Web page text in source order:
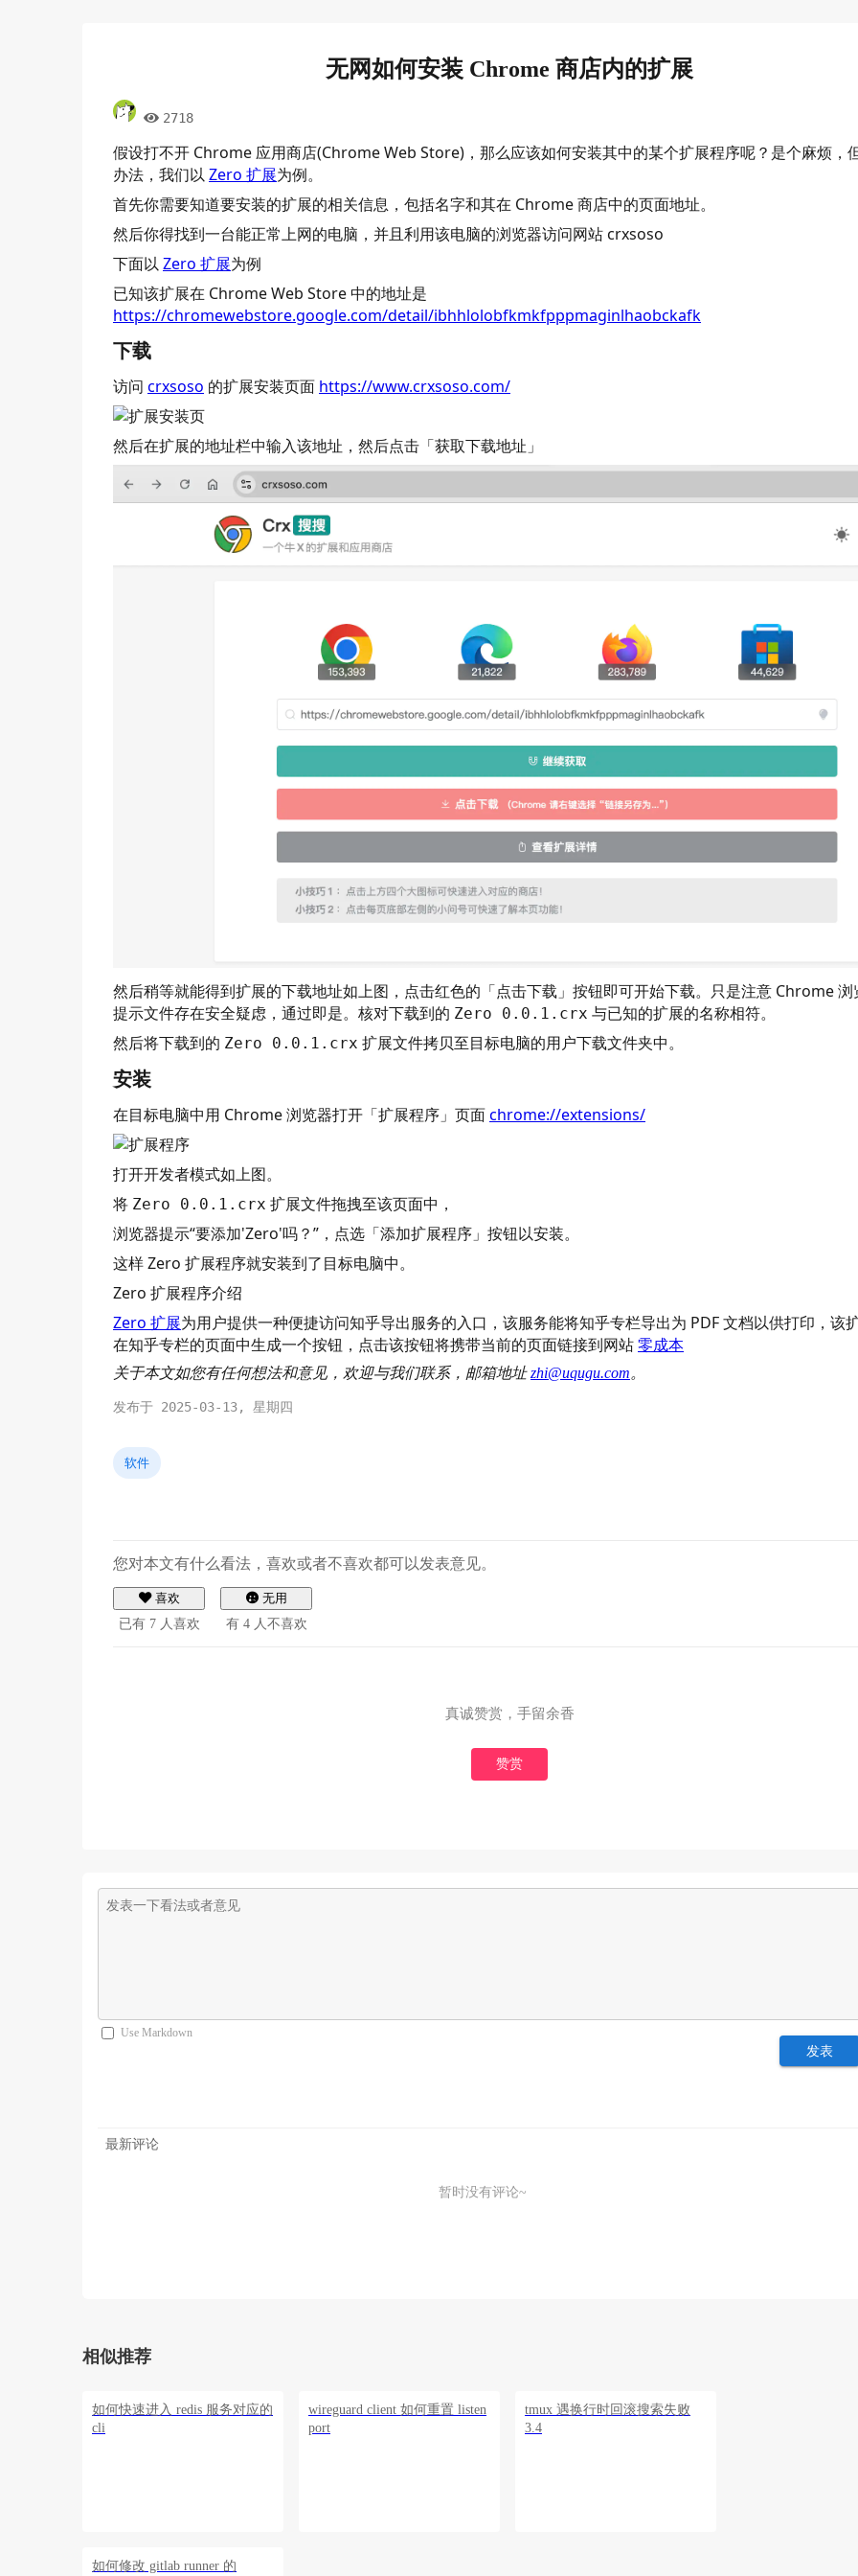
无网如何安装 Chrome 商店内的扩展
2718
假设打不开 Chrome 应用商店(Chrome Web Store)，那么应该如何安装其中的某个扩展程序呢？是个麻烦，
办法，我们以 Zero 扩展为例。
首先你需要知道要安装的扩展的相关信息，包括名字和其在 Chrome 商店中的页面地址。
然后你得找到一台能正常上网的电脑，并且利用该电脑的浏览器访问网站 crxsoso
下面以 Zero 扩展为例
已知该扩展在 Chrome Web Store 中的地址是
https://chromewebstore.google.com/detail/ibhhlolobfkmkfpppmaginlhaobckafk
下载
访问 crxsoso 的扩展安装页面 https://www.crxsoso.com/
然后在扩展的地址栏中输入该地址，然后点击「获取下载地址」
然后稍等就能得到扩展的下载地址如上图，点击红色的「点击下载」按钮即可开始下载。只是注意 Chrome 浏
提示文件存在安全疑虑，通过即是。核对下载到的 Zero 0.0.1.crx 与已知的扩展的名称相符。
然后将下载到的 Zero 0.0.1.crx 扩展文件拷贝至目标电脑的用户下载文件夹中。
安装
在目标电脑中用 Chrome 浏览器打开「扩展程序」页面chrome://extensions/
打开开发者模式如上图。
将 Zero 0.0.1.crx 扩展文件拖拽至该页面中，
浏览器提示“要添加'Zero'吗？”，点选「添加扩展程序」按钮以安装。
这样 Zero 扩展程序就安装到了目标电脑中。
Zero 扩展程序介绍
Zero 扩展为用户提供一种便捷访问知乎导出服务的入口，该服务能将知乎专栏导出为 PDF 文档以供打印，该
在知乎专栏的页面中生成一个按钮，点击该按钮将携带当前的页面链接到网站零成本
关于本文如您有任何想法和意见，欢迎与我们联系，邮箱地址 zhi@uqugu.com。
发布于 2025-03-13, 星期四
软件
您对本文有什么看法，喜欢或者不喜欢都可以发表意见。
喜欢
已有 7人喜欢
无用
有 4人不喜欢
真诚赞赏，手留余香
赞赏
Use Markdown
发表
最新评论
暂时没有评论~
相似推荐
如何快速进入 redis 服务对应的
cli
wireguard client 如何重置 listen
port
tmux 遇换行时回滚搜索失败
3.4
如何修改 gitlab runner 的